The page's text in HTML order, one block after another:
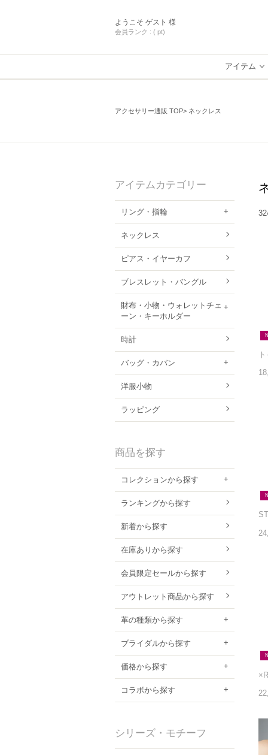
ようこそ ゲスト 様
会員ランク : ( pt)
アイテム
アクセサリー通販 TOP ネックレス
アイテムカテゴリー
リング・指輪
ネックレス
ピアス・イヤーカフ
ブレスレット・バングル
財布・小物・ウォレットチェ
ーン・キーホルダー
時計
バッグ・カバン
洋服小物
ラッピング
商品を探す
コレクションから探す
ランキングから探す
新着から探す
在庫ありから探す
会員限定セールから探す
アウトレット商品から探す
革の種類から探す
ブライダルから探す
価格から探す
コラボから探す
シリーズ・モチーフ